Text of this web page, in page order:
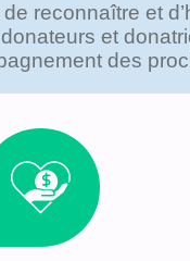
reconnaître et
et
des